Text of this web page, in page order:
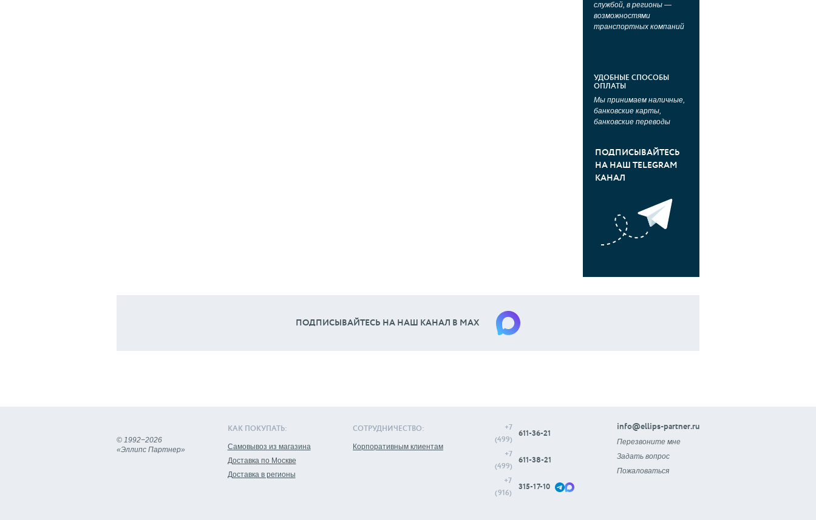
службой, в регионы —
возможностями
транспортных компаний
УДОБНЫЕ СПОСОБЫ
ОПЛАТЫ
Мы принимаем наличные,
банковские карты,
банковские переводы
ПОДПИСЫВАЙТЕСЬ
НА НАШ TELEGRAM
КАНАЛ
ПОДПИСЫВАЙТЕСЬ НА НАШ КАНАЛ В МАХ
© 1992−2026
«Эллипс Партнер»
КАК ПОКУПАТЬ:
Самовывоз из магазина
Доставка по Москве
Доставка в регионы
СОТРУДНИЧЕСТВО:
Корпоративным клиентам
+7
(499)
611-36-21
+7
(499)
611-38-21
+7
(916)
315-17-10
info@ellips-partner.ru
Перезвоните мне
Задать вопрос
Пожаловаться